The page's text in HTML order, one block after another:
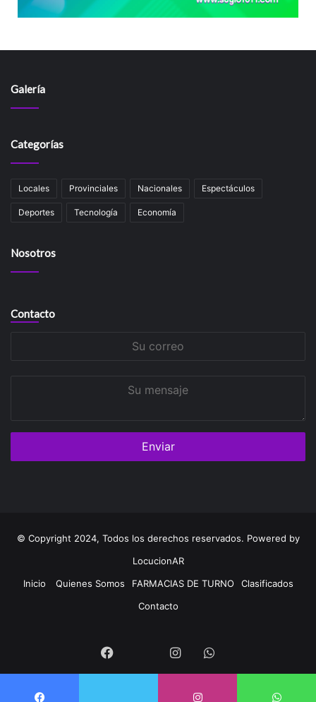
Galería
Categorías
Locales Provinciales Nacionales Espectáculos
Deportes Tecnología Economía
Nosotros
Contacto
© Copyright 2024, Todos los derechos reservados. Powered by
LocucionAR
Inicio
Quienes Somos FARMACIAS DE TURNO
Clasificados
Contacto
Facebook InstagramWhatsapp